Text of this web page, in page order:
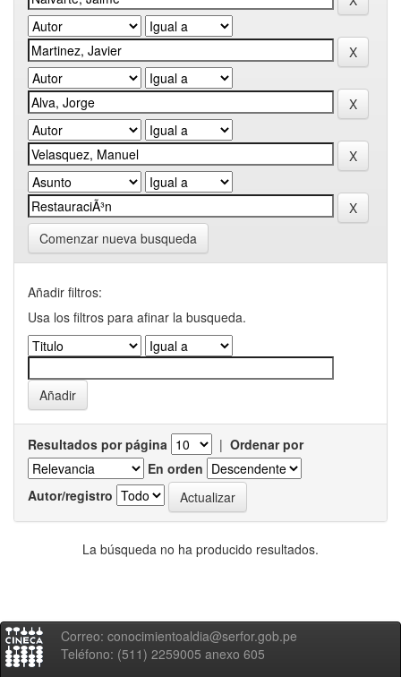
Comenzar nueva busqueda
Añadir filtros:
Usa los filtros para afinar la busqueda.
Resultados por página | Ordenar por
En orden
Autor/registro
La búsqueda no ha producido resultados.
Correo: conocimientoaldia@serfor.gob.pe
Teléfono: (511) 2259005 anexo 605